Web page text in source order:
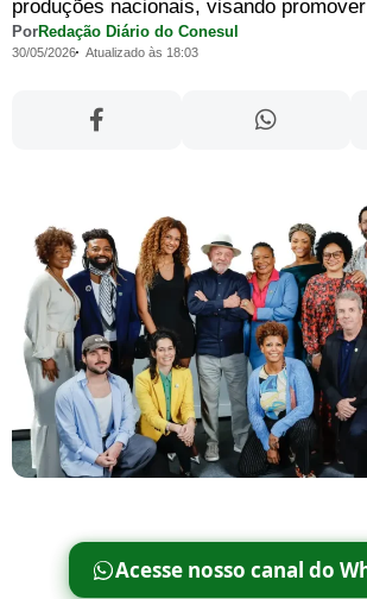
produções nacionais, visando
PorRedação Diário do Conesul
30/05/2026 Atualizado às 18:03
Acesse nosso canal do